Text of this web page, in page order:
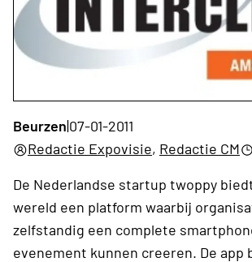
Beurzen|07-01-2011
Redactie Expovisie, Redactie CM
De Nederlandse startup twoppy
wereld een platform waarbij
zelfstandig een complete
evenement kunnen creeren. De app